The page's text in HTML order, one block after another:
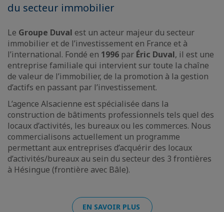
du secteur immobilier
Le Groupe Duval est un acteur majeur du secteur
immobilier et de l’investissement en France et à
l’international. Fondé en 1996 par Éric Duval, il est une
entreprise familiale qui intervient sur toute la chaîne
de valeur de l’immobilier, de la promotion à la gestion
d’actifs en passant par l’investissement.
L’agence Alsacienne est spécialisée dans la
construction de bâtiments professionnels tels quel des
locaux d’activités, les bureaux ou les commerces. Nous
commercialisons actuellement un programme
permettant aux entreprises d’acquérir des locaux
d’activités/bureaux au sein du secteur des 3 frontières
à Hésingue (frontière avec Bâle).
EN SAVOIR PLUS